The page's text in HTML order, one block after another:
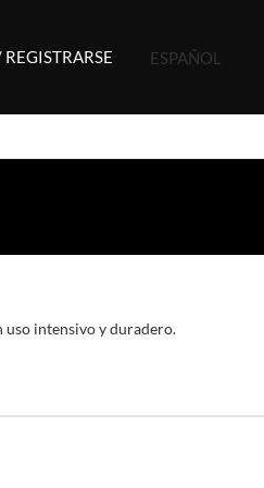
ESPAÑOL
uso intensivo y duradero.